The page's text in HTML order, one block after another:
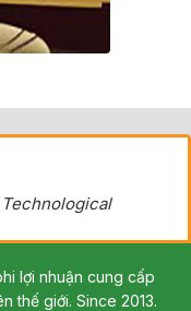
lợi nhuận cung cấp
thế giới. Since 2013.